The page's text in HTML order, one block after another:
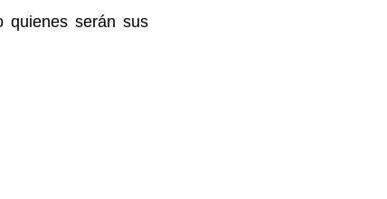
quienes serán sus